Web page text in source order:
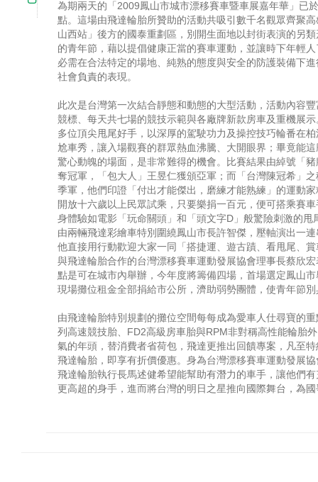
為期兩天的「2009鳳山市城市漂移賽車暨車展嘉年華」已
點。這場由飛達輪胎所贊助的活動共吸引數千名觀眾齊聚
山西站」後方的國泰重劃區，別開生面地以封街表演的另
的青年節，藉以提倡健康正當的賽車運動，並讓時下年輕
必需在合法特定的場地、純熟的態度與安全的防護裝備下
社會負責的表現。
此次是台灣第一次結合靜態和動態的大型活動，活動內容
競標、每天共七場的競技示範與各廠牌新款房車及重機展
多位頂尖甩尾好手，以深厚的駕駛功力及操控技巧輪番在
尬車秀，讓入場觀賽的群眾熱血沸騰、大開眼界；畢竟能
驚心動魄的場面，是非常難得的機會。比賽結果由綽號「
奪冠軍，「包大人」王昱仁獲頒亞軍；而「台灣陳冠希」
季軍，他們印證「付出才能傑出，磨練才能熟練」的運動
開放十六歲以上民眾試乘，只要樂捐一百元，便可搭乘賽
身體驗如電影「玩命關頭」和「頭文字D」般驚險刺激的甩
由兩輛飛達彩繪車特別圍繞鳳山市長許智傑，壓軸演出一
他直接用行動歡迎大家一同「搭捷運、遊古蹟、看甩尾、
與飛達輪胎合作的台灣漂移賽車運動發展協會理事長蔡欣
點是可在城市內舉辦，今年度將籌備四場，首場選定鳳山
現場攤位租金全部捐給市公所，濟助弱勢團體，使青年節
由飛達輪胎特別規劃的攤位空間每每成為愛車人仕尋寶的
列高速競技胎、FD2高級房車胎與RPM非對稱高性能輪胎
氣的年頭，替消費者省荷包，飛達更推出回饋專案，凡至
飛達輪胎，即享有折價優惠。身為台灣漂移賽車運動發展
飛達輪胎執行長馬述健希望能幫助有潛力的車手，讓他們
更高超的身手，進而將台灣的明日之星推向國際舞台，為